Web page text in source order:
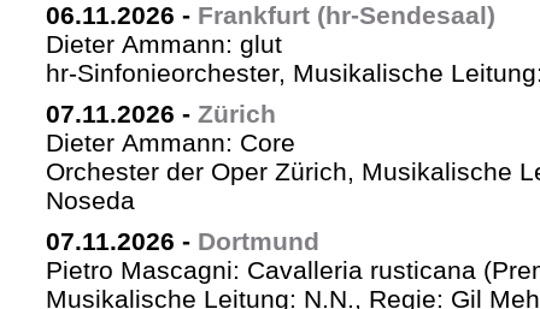
06.11.2026 - Frankfurt (hr-Sendesaal)
Dieter Ammann: glut
hr-Sinfonieorchester, Musikalische
07.11.2026 - Zürich
Dieter Ammann: Core
Orchester der Oper Zürich, Musikalische
Noseda
07.11.2026 - Dortmund
Pietro Mascagni: Cavalleria rusticana
Musikalische Leitung: N.N., Regie: Gil